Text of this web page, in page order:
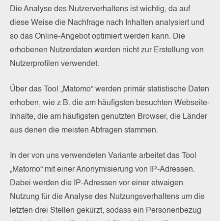
Die Analyse des Nutzerverhaltens ist wichtig, da auf
diese Weise die Nachfrage nach Inhalten analysiert und
so das Online-Angebot optimiert werden kann. Die
erhobenen Nutzerdaten werden nicht zur Erstellung von
Nutzerprofilen verwendet.
Über das Tool „Matomo“ werden primär statistische Daten
erhoben, wie z.B. die am häufigsten besuchten Webseite-
Inhalte, die am häufigsten genutzten Browser, die Länder
aus denen die meisten Abfragen stammen.
In der von uns verwendeten Variante arbeitet das Tool
„Matomo“ mit einer Anonymisierung von IP-Adressen.
Dabei werden die IP-Adressen vor einer etwaigen
Nutzung für die Analyse des Nutzungsverhaltens um die
letzten drei Stellen gekürzt, sodass ein Personenbezug